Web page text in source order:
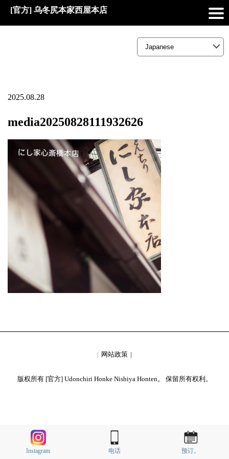
[官方] 乌冬尻本家西屋本店
2025.08.28
media20250828111932626
网站政策
版权所有 [官方] Udonchiri Honke Nishiya Honten。 保留所有权利。
Instagram 电话 预订。